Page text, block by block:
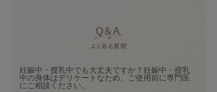
妊娠中・授乳中でも大丈夫ですか？妊娠中・授乳
中の身体はデリケートなため、ご使用前に専門医
にご相談ください。